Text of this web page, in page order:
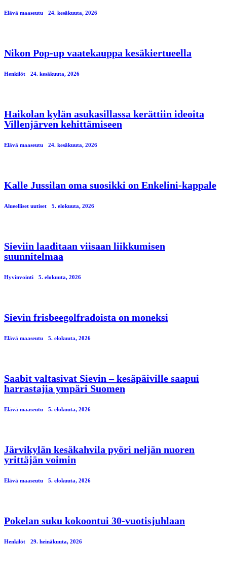
Elävä maaseutu 24. kesäkuuta, 2026
Nikon Pop-up vaatekauppa kesäkiertueella
Henkilöt 24. kesäkuuta, 2026
Haikolan kylän asukasillassa kerättiin ideoita
Villenjärven kehittämiseen
Elävä maaseutu 24. kesäkuuta, 2026
Kalle Jussilan oma suosikki on Enkelini-kappale
Alueelliset uutiset 5. elokuuta, 2026
Sieviin laaditaan viisaan liikkumisen
suunnitelmaa
Hyvinvointi 5. elokuuta, 2026
Sievin frisbeegolfradoista on moneksi
Elävä maaseutu 5. elokuuta, 2026
Saabit valtasivat Sievin – kesäpäiville saapui
harrastajia ympäri Suomen
Elävä maaseutu 5. elokuuta, 2026
Järvikylän kesäkahvila pyöri neljän nuoren
yrittäjän voimin
Elävä maaseutu 5. elokuuta, 2026
Pokelan suku kokoontui 30-vuotisjuhlaan
Henkilöt 29. heinäkuuta, 2026